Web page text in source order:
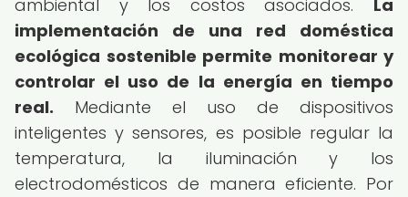
ambiental y los costos asociados. La
implementación de una red doméstica
ecológica sostenible permite monitorear y
controlar el uso de la energía en tiempo
real. Mediante el uso de dispositivos
inteligentes y sensores, es posible regular la
temperatura, la iluminación y los
electrodomésticos de manera eficiente. Por